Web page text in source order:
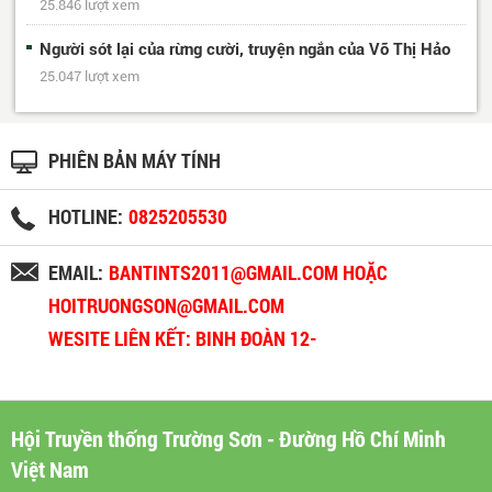
25.846 lượt xem
Người sót lại của rừng cười, truyện ngắn của Võ Thị Hảo
25.047 lượt xem
PHIÊN BẢN MÁY TÍNH
HOTLINE: 0825205530
EMAIL: BANTINTS2011@GMAIL.COM HOẶC
HOITRUONGSON@GMAIL.COM
WESITE LIÊN KẾT: BINH ĐOÀN 12-
Hội Truyền thống Trường Sơn - Đường Hồ Chí Minh
Việt Nam